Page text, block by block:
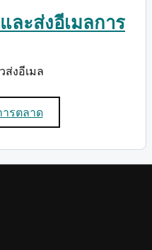
ละส่งอีเมลการ
ส่งอีเมล
ารตลาด